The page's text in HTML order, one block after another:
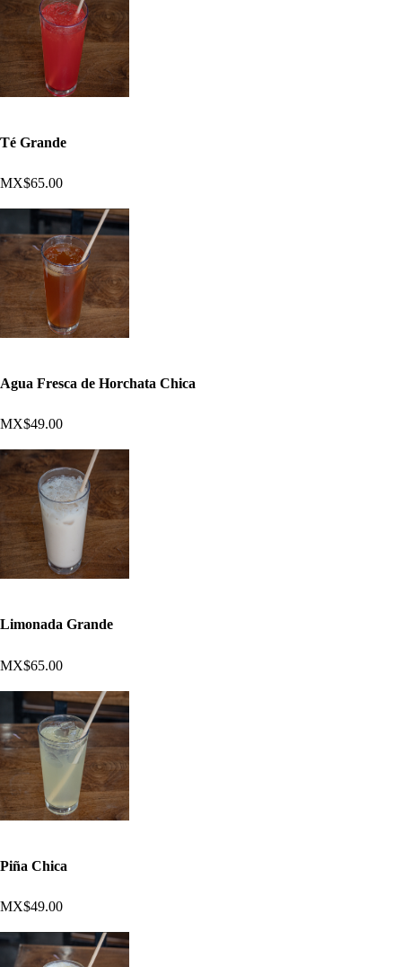
Té Grande
MX$65.00
Agua Fresca de Horchata Chica
MX$49.00
Limonada Grande
MX$65.00
Piña Chica
MX$49.00